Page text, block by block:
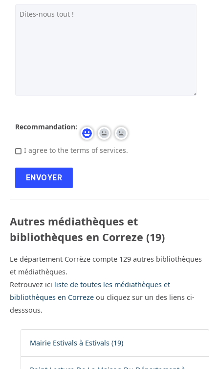
Recommandation:
I agree to the terms of services.
Autres médiathèques et
bibliothèques en Correze (19)
Le département Corrèze compte 129 autres bibliothèques
et médiathèques.
Retrouvez ici liste de toutes les médiathèques et
bibliothèques en Correze ou cliquez sur un des liens ci-
desssous.
Mairie Estivals à Estivals (19)